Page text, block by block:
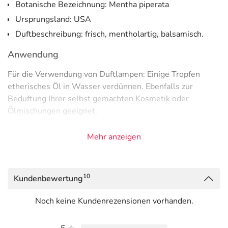
Botanische Bezeichnung: Mentha piperata
Ursprungsland: USA
Duftbeschreibung: frisch, mentholartig, balsamisch.
Anwendung
Für die Verwendung von Duftlampen: Einige Tropfen
etherisches Öl in Wasser verdünnen. Ebenfalls zur
Beduftung Ihrer selbst gemachten Kosmetik oder
Ölmischungen geeignet.
Adresse des Anbieters/Herstellers
Spinnrad GmbH
Mehr anzeigen
Kundenbewertung10
Noch keine Kundenrezensionen vorhanden.